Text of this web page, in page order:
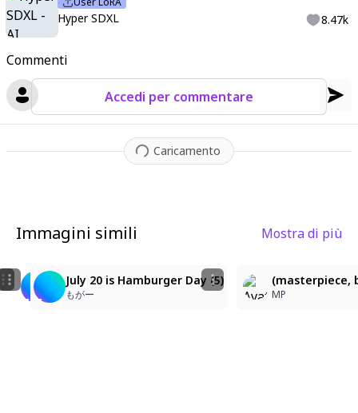
Commenti
Accedi per commentare
Caricamento
Hyper SDXL 8.47k
Immagini simili Mostra di più
佐々木千穂
たつまさ
Fast Food Enthusiast in McDonald's!
MIGUEL RIOS
July 20 is Hamburger Day (5)
もがー
(masterpiece,
МP